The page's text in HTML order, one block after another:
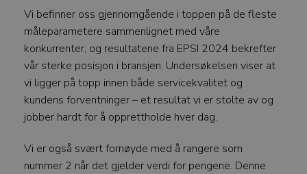
Vi befinner oss gjennomgående i toppen på de fleste
måleparametere sammenlignet med våre
konkurrenter, og resultatene fra EPSI 2024 bekrefter
vår sterke posisjon i bransjen. Undersøkelsen viser at
vi ligger på topp innen både servicekvalitet og
kundens forventninger – et resultat vi er stolte av og
jobber hardt for å opprettholde hver dag.
Vi er også svært fornøyde med å rangere som
nummer 2 når det gjelder verdi for pengene. Denne